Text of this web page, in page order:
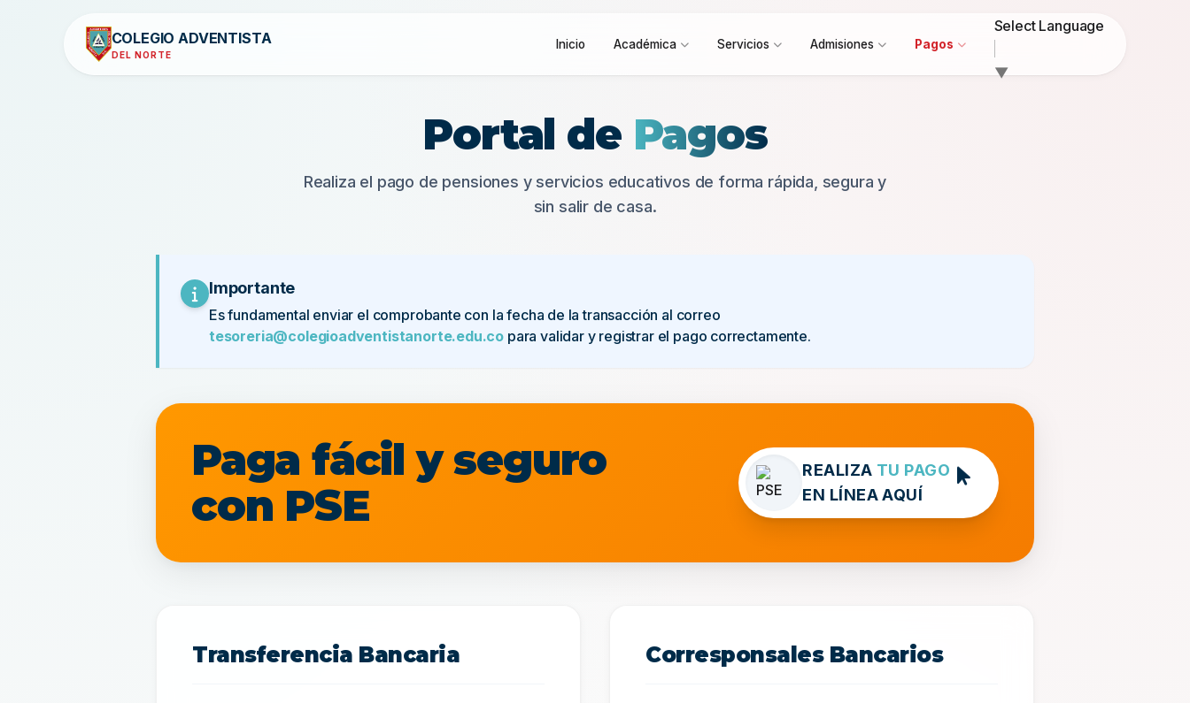
COLEGIO ADVENTISTA
DEL NORTE
Inicio Académica Servicios Admisiones Pagos
Select Language
▼
Portal de Pagos
Realiza el pago de pensiones y servicios educativos de forma rápida, segura y
sin salir de casa.
Importante
Es fundamental enviar el comprobante con la fecha de la transacción al correo
tesoreria@colegioadventistanorte.edu.co para validar y registrar el pago correctamente.
Paga fácil y seguro
con PSE
REALIZA TU PAGO
EN LÍNEA AQUÍ
Transferencia Bancaria Corresponsales Bancarios